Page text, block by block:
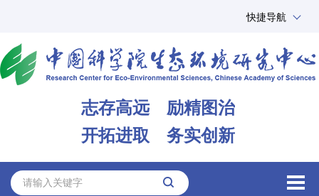
快捷导航
ARP
邮箱
志存高远 励精图治
开拓进取 务实创新